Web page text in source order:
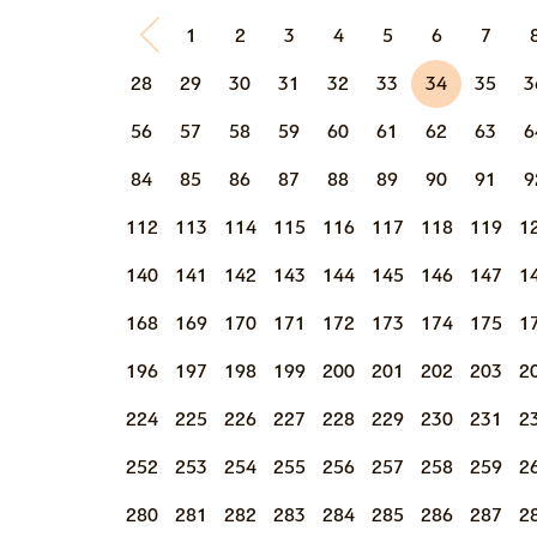
1 2 3 4 5 6 7
28 29 30 31 32 33 34 35
56 57 58 59 60 61 62 63
84 85 86 87 88 89 90 91
112 113 114 115 116 117 118 119
140 141 142 143 144 145 146 147
168 169 170 171 172 173 174 175
196 197 198 199 200 201 202 203
224 225 226 227 228 229 230 231
252 253 254 255 256 257 258 259
280 281 282 283 284 285 286 287